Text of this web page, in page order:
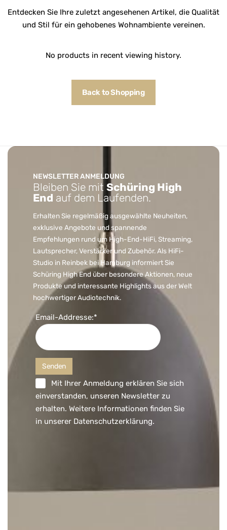
Entdecken Sie Ihre zuletzt angesehenen Artikel, die Qualität
und Stil für ein gehobenes Wohnambiente vereinen.
No products in recent viewing history.
Back to Shopping
NEWSLETTER ANMELDUNG
Bleiben Sie mit Schüring High
End auf dem Laufenden.
Erhalten Sie regelmäßig ausgewählte Neuheiten,
exklusive Angebote und spannende
Empfehlungen rund um High-End-HiFi, Streaming,
Lautsprecher, Verstärker und Zubehör. Als HiFi-
Studio in Reinbek bei Hamburg informiert Sie
Schüring High End über besondere Aktionen, neue
Produkte und interessante Highlights aus der Welt
hochwertiger Audiotechnik.
Email-Addresse:*
Mit Ihrer Anmeldung erklären Sie sich
einverstanden, unseren Newsletter zu
erhalten. Weitere Informationen finden Sie
in unserer Datenschutzerklärung.